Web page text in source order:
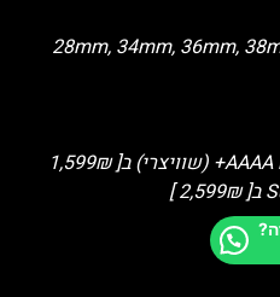
28mm, 34mm, 36mm,
דרגה AAA+ ב[ 899₪ ], דרגה AAAA+ (שוויצרי) ב[ 1,599₪